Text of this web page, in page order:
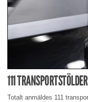
111
Totalt anmäldes 111